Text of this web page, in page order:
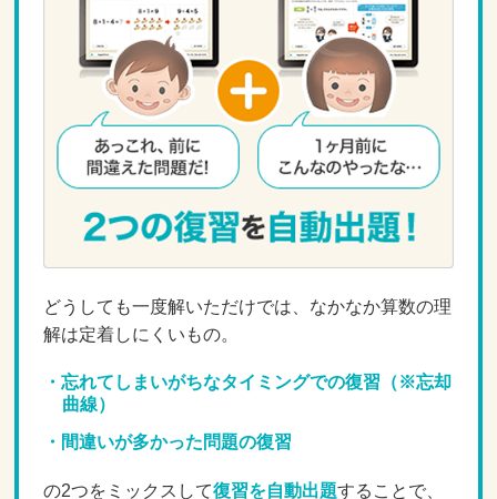
どうしても一度解いただけでは、なかなか算数の理
解は定着しにくいもの。
忘れてしまいがちなタイミングでの復習（※忘却
曲線）
間違いが多かった問題の復習
の2つをミックスして復習を自動出題することで、